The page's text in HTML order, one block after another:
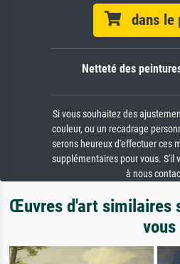
dans le
Netteté des
Si vous souhaitez des
couleur, ou un recadrage
serons heureux d'effectuer ces
supplémentaires pour vous. S'il
à nous
Œuvres d'art similaires
vous